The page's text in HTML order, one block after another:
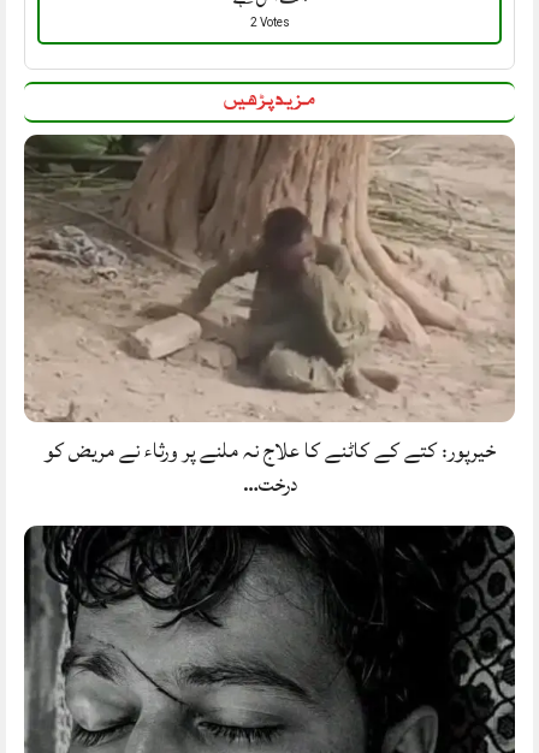
2 Votes
مزید پڑھیں
خیرپور: کتے کے کاٹنے کا علاج نہ ملنے پر ورثاء نے مریض کو
درخت…